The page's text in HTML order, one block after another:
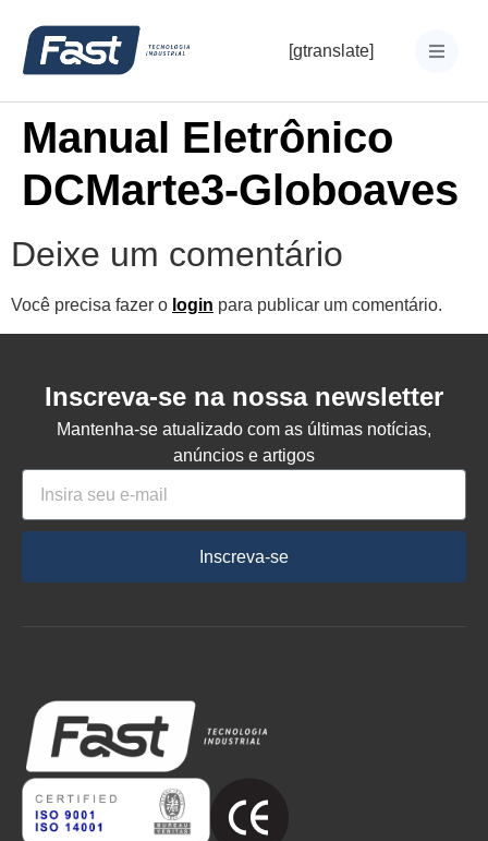
[gtranslate]
Manual Eletrônico
DCMarte3-Globoaves
Deixe um comentário
Você precisa fazer o login para publicar um comentário.
Inscreva-se na nossa newsletter
Mantenha-se atualizado com as últimas notícias,
anúncios e artigos
Inscreva-se